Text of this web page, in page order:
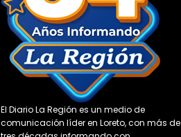
El Diario La Región es un medio de
comunicación líder en Loreto, con más de